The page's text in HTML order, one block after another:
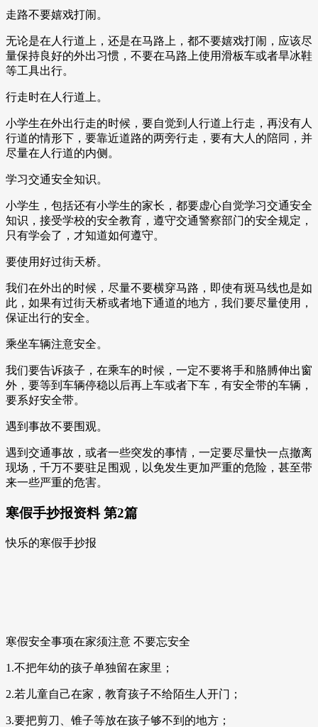
走路不要嬉戏打闹。
无论是在人行道上，还是在马路上，都不要嬉戏打闹，应该尽
量保持良好的外出习惯，不要在马路上使用滑板车或者旱冰鞋
等工具出行。
行走时在人行道上。
小学生在外出行走的时候，要自觉到人行道上行走，再没有人
行道的情形下，要靠近道路的两旁行走，要有大人的陪同，并
尽量在人行道的内侧。
学习交通安全知识。
小学生，包括还有小学生的家长，都要虚心自觉学习交通安全
知识，接受学校的安全教育，遵守交通警察部门的安全规定，
只有学会了，才知道如何遵守。
要使用好过街天桥。
我们在外出的时候，尽量不要横穿马路，即使有斑马线也是如
此，如果有过街天桥或者地下通道的地方，我们要尽量使用，
保证出行的安全。
乘坐车辆注意安全。
我们要告诉孩子，在乘车的时候，一定不要将手和胳膊伸出窗
外，要等到车辆停稳以后再上车或者下车，有安全带的车辆，
要系好安全带。
遇到事故不要围观。
遇到交通事故，或者一些突发的事情，一定要尽量快一点撤离
现场，千万不要驻足围观，以免发生更加严重的危险，甚至带
来一些严重的危害。
寒假手抄报资料 第2篇
快乐的寒假手抄报
寒假安全事项在家须注意 不要忘安全
1.不把年幼的孩子单独留在家里；
2.若儿童自己在家，教育孩子不给陌生人开门；
3.要把剪刀、锥子等放在孩子够不到的地方；